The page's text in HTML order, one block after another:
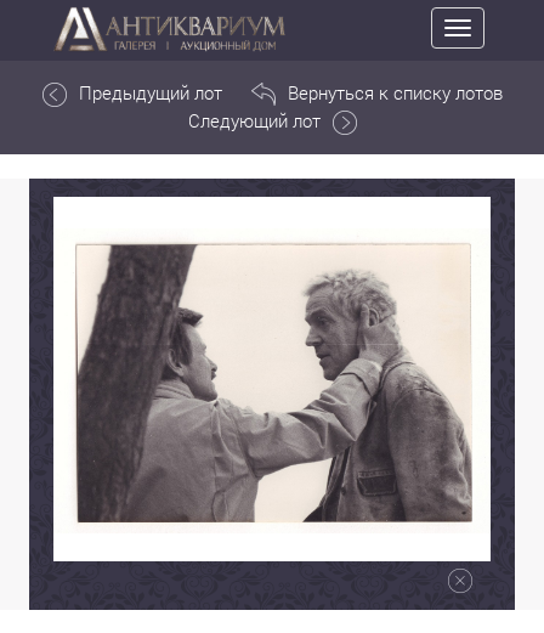
Toggle
navigation
Предыдущий лот
Вернуться к списку лотов
Следующий лот